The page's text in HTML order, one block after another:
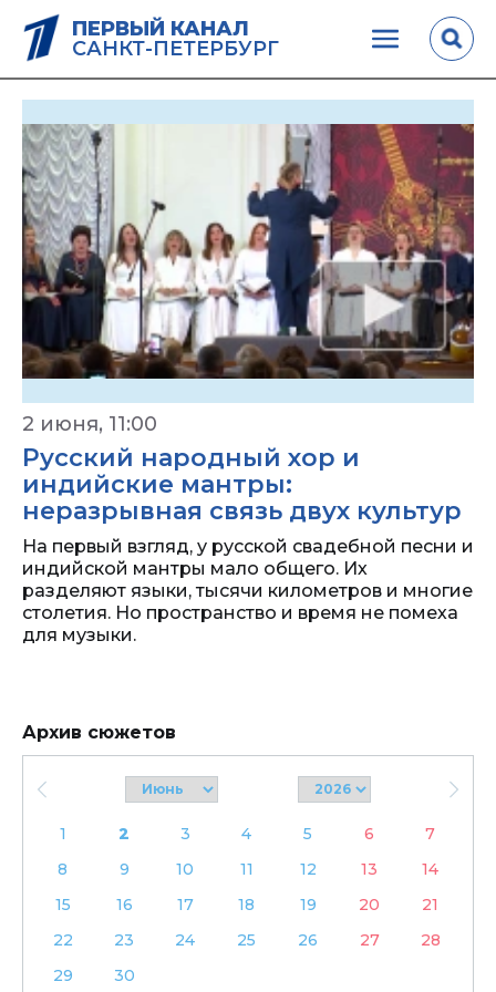
ПЕРВЫЙ КАНАЛ
САНКТ-ПЕТЕРБУРГ
2 июня, 11:00
Русский народный хор и
индийские мантры:
неразрывная связь двух культур
На первый взгляд, у русской свадебной песни и
индийской мантры мало общего. Их
разделяют языки, тысячи километров и многие
столетия. Но пространство и время не помеха
для музыки.
Архив сюжетов
1 2 3 4 5 6
7
8
9 10 11 12 13
14
15
16 17 18 19 20
21
22
23 24 25 26 27
28
29
30